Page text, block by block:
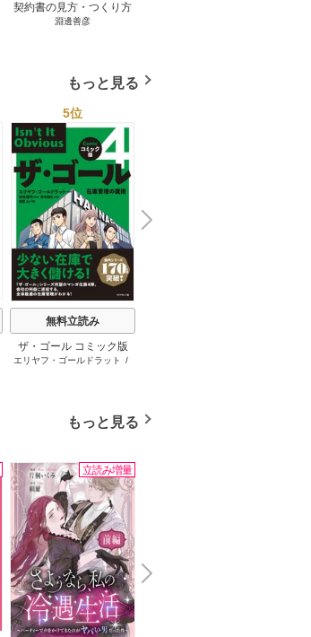
契約書の見方・つくり方
＜第３版＞ 1巻
淵邊善彦
もっと見る
5位
無料立読み
ザ・ゴール コミック版
エリヤフ・ゴールドラット
/
N
e
x
t
もっと見る
立読み増量
N
e
x
t